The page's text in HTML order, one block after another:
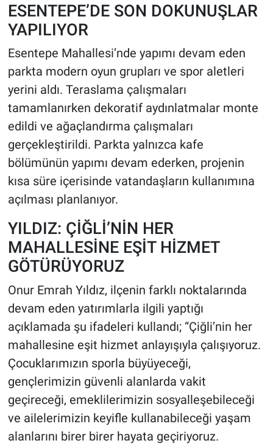
ESENTEPE’DE SON DOKUNUŞLAR
YAPILIYOR
Esentepe Mahallesi’nde yapımı devam eden
parkta modern oyun grupları ve spor aletleri
yerini aldı. Teraslama çalışmaları
tamamlanırken dekoratif aydınlatmalar monte
edildi ve ağaçlandırma çalışmaları
gerçekleştirildi. Parkta yalnızca kafe
bölümünün yapımı devam ederken, projenin
kısa süre içerisinde vatandaşların kullanımına
açılması planlanıyor.
YILDIZ: ÇİĞLİ’NİN HER
MAHALLESİNE EŞİT HİZMET
GÖTÜRÜYORUZ
Onur Emrah Yıldız, ilçenin farklı noktalarında
devam eden yatırımlarla ilgili yaptığı
açıklamada şu ifadeleri kullandı; “Çiğli’nin her
mahallesine eşit hizmet anlayışıyla çalışıyoruz.
Çocuklarımızın sporla büyüyeceği,
gençlerimizin güvenli alanlarda vakit
geçireceği, emeklilerimizin sosyalleşebileceği
ve ailelerimizin keyifle kullanabileceği yaşam
alanlarını birer birer hayata geçiriyoruz.